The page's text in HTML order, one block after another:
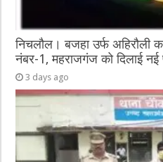
निचलौल। बजहा उर्फ अहिरौली
नंबर-1, महराजगंज को दिलाई नई
3 days ago